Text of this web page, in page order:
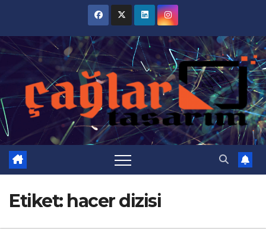
content
Etiket: hacer dizisi